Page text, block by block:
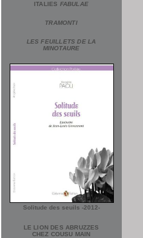
ITALIES FABULAE
TRAMONTI
LES FEUILLETS DE LA
MINOTAURE
Solitude des seuils -2012-
LE LION DES ABRUZZES
CHEZ COUSU MAIN